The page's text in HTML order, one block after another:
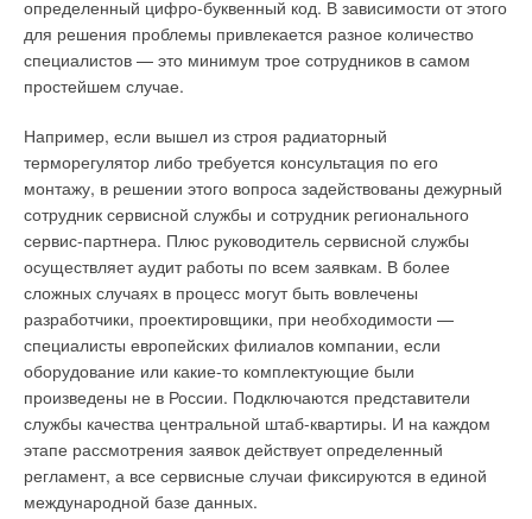
определенный цифро-буквенный код. В зависимости от этого
для решения проблемы привлекается разное количество
специалистов — это минимум трое сотрудников в самом
простейшем случае.
Например, если вышел из строя радиаторный
терморегулятор либо требуется консультация по его
монтажу, в решении этого вопроса задействованы дежурный
сотрудник сервисной службы и сотрудник регионального
сервис-партнера. Плюс руководитель сервисной службы
осуществляет аудит работы по всем заявкам. В более
сложных случаях в процесс могут быть вовлечены
разработчики, проектировщики, при необходимости —
специалисты европейских филиалов компании, если
оборудование или какие-то комплектующие были
произведены не в России. Подключаются представители
службы качества центральной штаб-квартиры. И на каждом
этапе рассмотрения заявок действует определенный
регламент, а все сервисные случаи фиксируются в единой
международной базе данных.
равной температуре внутри помещения. А теплопотери
компенсируют отопительные приборы, например,
радиаторы. Такая схема очень распространена на практике.
При этой схеме легко контролировать температуру воздуха в
температуры и влажности будет достигаться стихийно. При
изменении параметров наружного воздуха будет меняться и
энтальпия внутреннего воздуха. Соответственно, чтобы
поддержать требуемую температуру воздуха, необходимо
менять энтальпию внутри помещения бассейна, что делает
климат в бассейне неустойчивым. При понижении
влагосодержания наружного воздуха энтальпия внутреннего
воздуха будет смещаться влево. При повышении
влагосодержания энтальпия будет смещаться вправо.
Данный процесс представлен на номограмме рис. 1.
использующим возобновляемые источники энергии — ORC-
установками, солнечными коллекторами или электрическими
фотопанелями. В настоящее время фонд жилищно-
коммунального хозяйства всё шире внедряет подобные
муниципальной принадлежности и в рамках программы по
переселению граждан из ветхого и аварийного жилья.
Особо эффективно применение тепловых насосов на
объектах с большими объёмами производственных
(промышленных), хозяйственно-бытовых и поверхностных
сточных вод, среднегодовая температура которых в среднем
составляет 10-20 °C. При использовании такого источника
низкопотенциальной энергии ТН работает при более
высоких коэффициентах преобразования COP по сравнению
с использованием в качестве источника тепла грунтового
теплообменника с температурой 0...+5 °C.
Существуют различные способы утилизации энергии сточной
воды. Например, предварительно очищенные стоки